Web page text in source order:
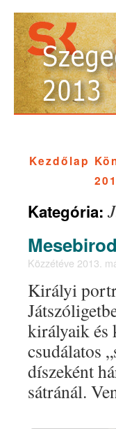
Kezdőlap
Kategória:
Közzétéve 2013.
Királyi
királyaik és
csudálatos
díszeként
sátránál.